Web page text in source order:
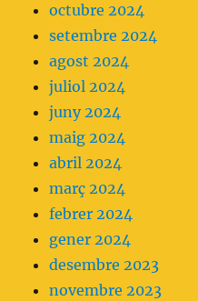
octubre 2024
setembre 2024
agost 2024
juliol 2024
juny 2024
maig 2024
abril 2024
març 2024
febrer 2024
gener 2024
desembre 2023
novembre 2023